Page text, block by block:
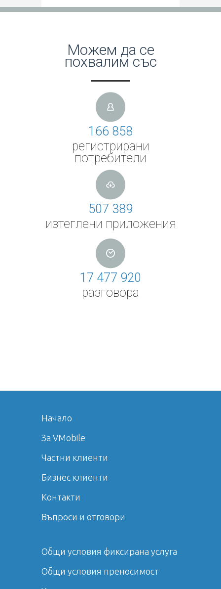
Можем да се
похвалим със
166 858
регистрирани
потребители
507 389
изтеглени приложения
17 477 920
разговора
Начало
За VMobile
Частни клиенти
Бизнес клиенти
Контакти
Въпроси и отговори
Общи условия фиксирана услуга
Общи условия преносимост